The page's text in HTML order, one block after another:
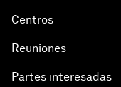
Centros
Reuniones
Partes interesadas